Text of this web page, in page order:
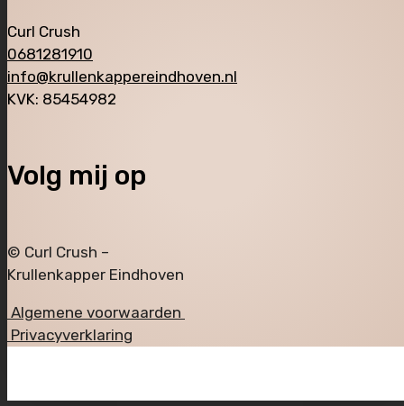
Curl Crush
0681281910
info@krullenkappereindhoven.nl
KVK: 85454982
Volg mij op
© Curl Crush –
Krullenkapper Eindhoven
Algemene voorwaarden
Privacyverklaring